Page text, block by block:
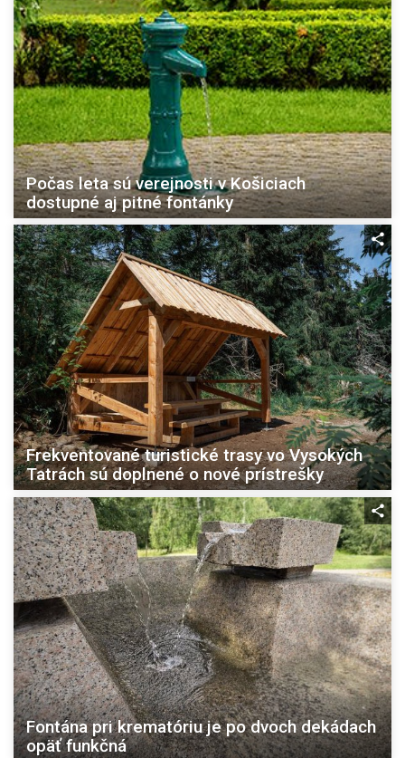
Počas leta sú verejnosti v Košiciach
dostupné aj pitné fontánky
Frekventované turistické trasy vo Vysokých
Tatrách sú doplnené o nové prístrešky
Fontána pri krematóriu je po dvoch dekádach
opäť funkčná